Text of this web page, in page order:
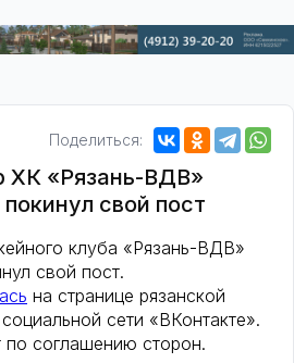
Поделиться:
ХК «Рязань-ВДВ»
свой пост
клуба «Рязань-ВДВ»
свой пост.
на странице рязанской
сети «ВКонтакте».
по соглашению сторон.